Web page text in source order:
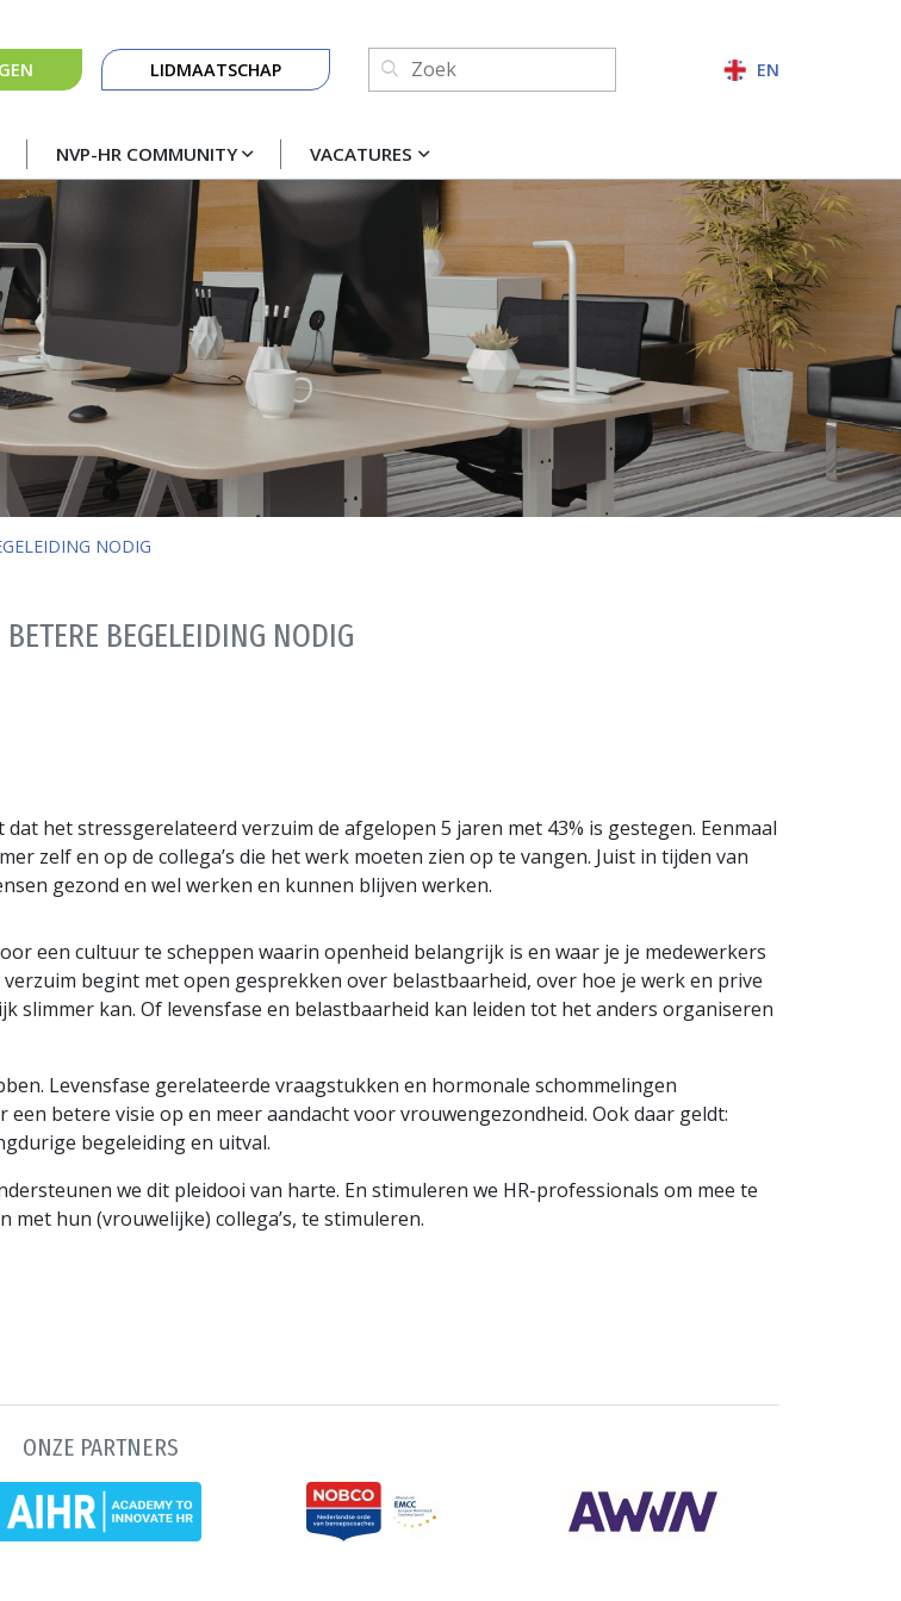
NVP-HR COMMUNITY VACATURES
Knop
navigatie
LIDMAATSCHAP Zoeken:
ZOEKEN
EN
NODIG
BEGELEIDING NODIG
het stressgerelateerd verzuim de afgelopen 5 jaren met 43% is gestegen. Eenmaal
zelf en op de collega’s die het werk moeten zien op te vangen. Juist in tijden van
gezond en wel werken en kunnen blijven werken.
een cultuur te scheppen waarin openheid belangrijk is en waar je je medewerkers
begint met open gesprekken over belastbaarheid, over hoe je werk en prive
slimmer kan. Of levensfase en belastbaarheid kan leiden tot het anders organiseren
Levensfase gerelateerde vraagstukken en hormonale schommelingen
betere visie op en meer aandacht voor vrouwengezondheid. Ook daar geldt:
begeleiding en uitval.
we dit pleidooi van harte. En stimuleren we HR-professionals om mee te
hun (vrouwelijke) collega’s, te stimuleren.
ONZE PARTNERS